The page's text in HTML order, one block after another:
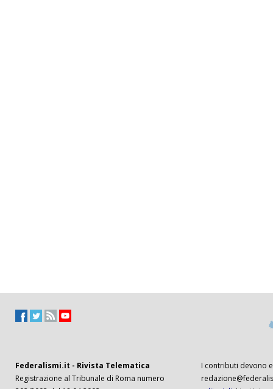
Federalismi.it - Rivista Telematica
Registrazione al Tribunale di Roma numero
I contributi devono